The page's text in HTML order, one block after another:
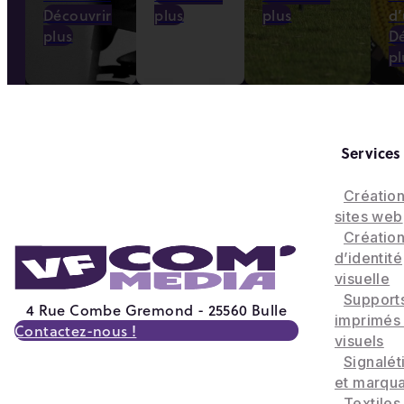
Découvrir
plus
plus
plus
4 Rue Combe Gremond - 25560 Bulle
Contactez-nous !
Services
sites web
d’identité
visuelle
imprimés
visuels
et